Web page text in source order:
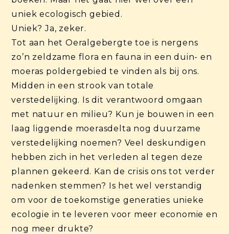
uniek ecologisch gebied.
Uniek? Ja, zeker.
Tot aan het Oeralgebergte toe is nergens
zo’n zeldzame flora en fauna in een duin- en
moeras poldergebied te vinden als bij ons.
Midden in een strook van totale
verstedelijking. Is dit verantwoord omgaan
met natuur en milieu? Kun je bouwen in een
laag liggende moerasdelta nog duurzame
verstedelijking noemen? Veel deskundigen
hebben zich in het verleden al tegen deze
plannen gekeerd. Kan de crisis ons tot verder
nadenken stemmen? Is het wel verstandig
om voor de toekomstige generaties unieke
ecologie in te leveren voor meer economie en
nog meer drukte?